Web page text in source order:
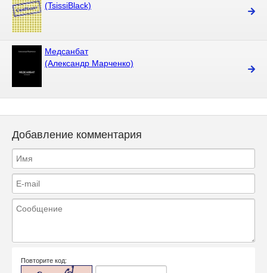
(TsissiBlack)
Медсанбат
(Александр Марченко)
Добавление комментария
Повторите код: